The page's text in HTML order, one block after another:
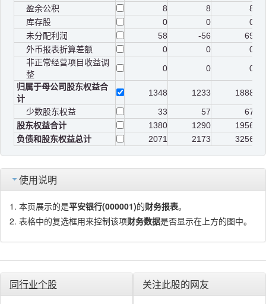
盈余公积
8 8
8
库存股
0 0
0
未分配利润
58 -56
69
外币报表折算差额
0 0
0
非正常经营项目收益调
整
0 0
0
归属于母公司股东权益合
计
1348 1233
1888
少数股东权益
33 57
67
股东权益合计
1380 1290
1956
负债和股东权益总计
2071 2173 3256
使用说明
本页展示的是平安银行(000001)的财务报表。
表格中的复选框用来控制该项财务数据是否显示在上方的图中。
同行业个股 关注此股的网友